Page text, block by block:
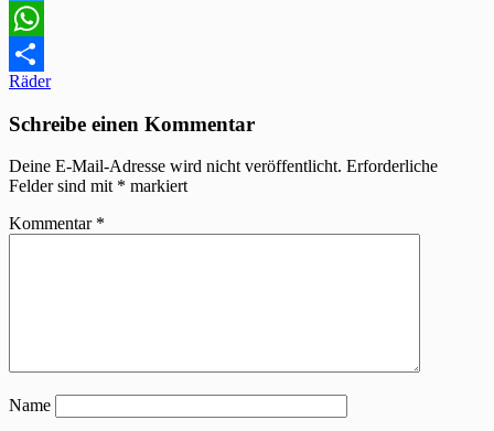
Twitter
WhatsApp
Teilen
Beitragsnavigation
Räder
Schreibe einen Kommentar
Deine E-Mail-Adresse wird nicht veröffentlicht. Erforderliche
Felder sind mit * markiert
Kommentar *
Name